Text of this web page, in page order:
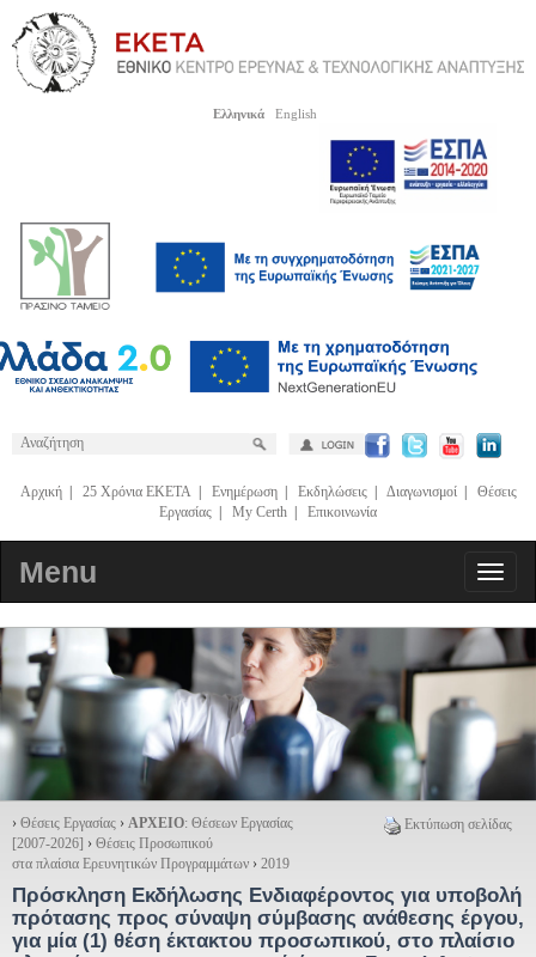
Ελληνικά English
Αρχική| 25 Χρόνια ΕΚΕΤΑ| Ενημέρωση| Εκδηλώσεις| Διαγωνισμοί| Θέσεις
Εργασίας
My Certh Επικοινωνία
Menu
Εκτύπωση σελίδας
› Θέσεις Εργασίας › ΑΡΧΕΙΟ: Θέσεων Εργασίας
[2007-2026] › Θέσεις Προσωπικού
στα πλαίσια Ερευνητικών Προγραμμάτων › 2019
Πρόσκληση Εκδήλωσης Ενδιαφέροντος για υποβολή
πρότασης προς σύναψη σύμβασης ανάθεσης έργου,
για μία (1) θέση έκτακτου προσωπικού, στο πλαίσιο